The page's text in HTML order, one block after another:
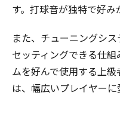
す。打球音が独特で好み
また、チューニングシ
セッティングできる仕
ムを好んで使用する上
は、幅広いプレイヤーに